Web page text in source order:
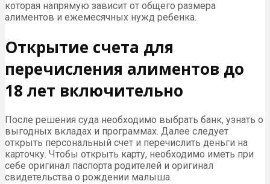
которая напрямую зависит от общего размера
алиментов и ежемесячных нужд ребенка.
Открытие счета для
перечисления алиментов до
18 лет включительно
После решения суда необходимо выбрать банк, узнать о
выгодных вкладах и программах. Далее следует
открыть персональный счет и перечислить деньги на
карточку. Чтобы открыть карту, необходимо иметь при
себе оригинал паспорта родителей и оригинал
свидетельства о рождении малыша.